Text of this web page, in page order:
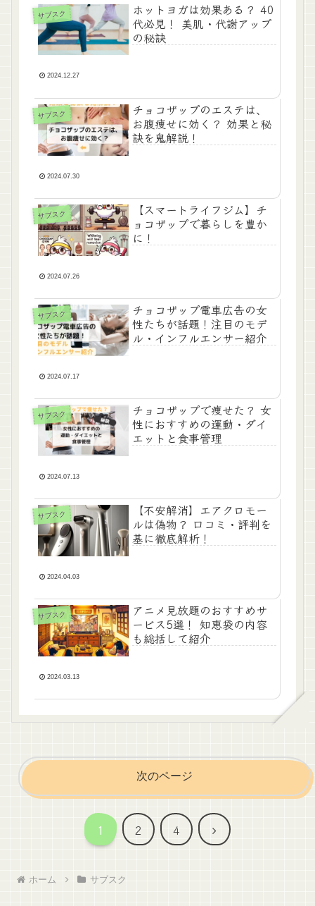
サブスク
ホットヨガは効果ある？ 40
代必見！ 美肌・代謝アップ
の秘訣
2024.12.27
サブスク
チョコザップのエステは、
お腹痩せに効く？ 効果と秘
訣を鬼解説！
2024.07.30
サブスク
【スマートライフジム】チ
ョコザップで暮らしを豊か
に！
2024.07.26
サブスク
チョコザップ電車広告の女
性たちが話題！注目のモデ
ル・インフルエンサー紹介
2024.07.17
サブスク
チョコザップで痩せた？ 女
性におすすめの運動・ダイ
エットと食事管理
2024.07.13
サブスク
【不安解消】エアクロモー
ルは偽物？ 口コミ・評判を
基に徹底解析！
2024.04.03
サブスク
アニメ見放題のおすすめサ
ービス5選！ 知恵袋の内容
も総括して紹介
2024.03.13
次のページ
1 2 4
次
ホーム サブスク